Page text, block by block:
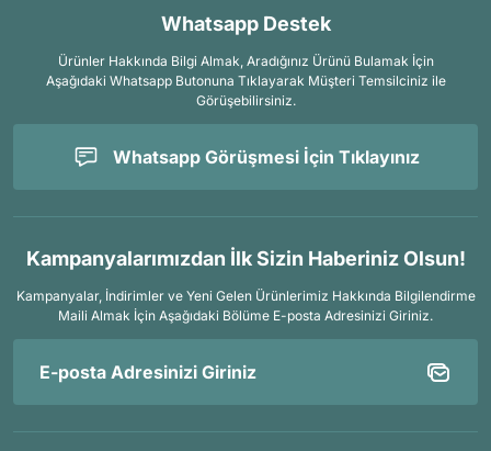
Whatsapp Destek
Ürünler Hakkında Bilgi Almak, Aradığınız Ürünü Bulamak İçin
Aşağıdaki Whatsapp Butonuna Tıklayarak Müşteri Temsilciniz ile
Görüşebilirsiniz.
Whatsapp Görüşmesi İçin Tıklayınız
Kampanyalarımızdan İlk Sizin Haberiniz Olsun!
Kampanyalar, İndirimler ve Yeni Gelen Ürünlerimiz Hakkında Bilgilendirme
Maili Almak İçin Aşağıdaki Bölüme E-posta Adresinizi Giriniz.